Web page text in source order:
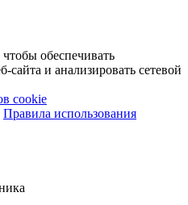
обеспечивать
и анализировать сетевой
cookie
Правила использования